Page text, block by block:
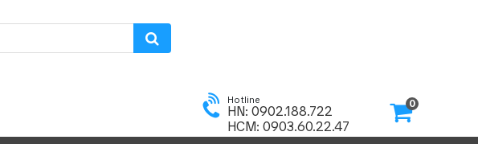
Hotline
HN: 0902.188.722
HCM: 0903.60.22.47
0